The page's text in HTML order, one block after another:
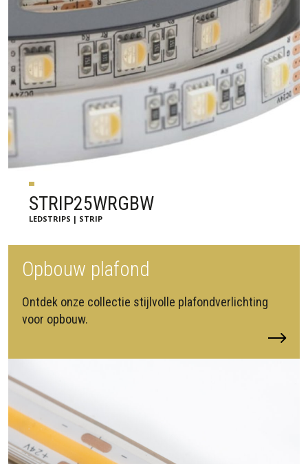
STRIP25WRGBW
LEDSTRIPS | STRIP
Opbouw plafond
Ontdek onze collectie stijlvolle plafondverlichting
voor opbouw.